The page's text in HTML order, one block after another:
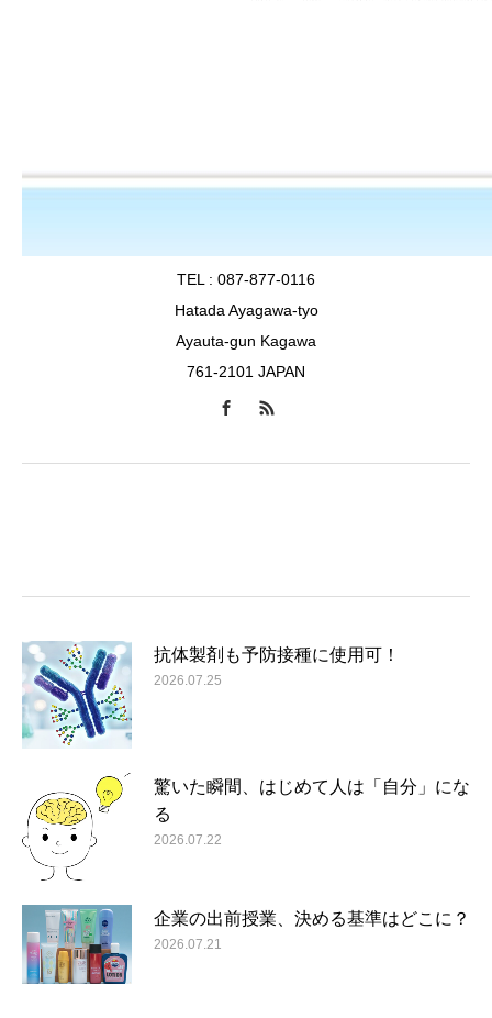
TEL : 087-877-0116
Hatada Ayagawa-tyo
Ayauta-gun Kagawa
761-2101 JAPAN
抗体製剤も予防接種に使用可！
2026.07.25
驚いた瞬間、はじめて人は「自分」にな
る
2026.07.22
企業の出前授業、決める基準はどこに？
2026.07.21